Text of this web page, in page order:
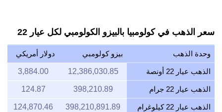
سعر الذهب في كولومبيا بالبيزو الكولومبي لكل عيار 22
وحدة الذهب بيزو كولومبي دولار أمريكي
الذهب عيار 22 أونصة 12,386,030.85
3,884.00
الذهب عيار 22 جرام 398,210.89
124.87
الذهب عيار 22 كيلوغرام 398,210,891.89
124,870.46